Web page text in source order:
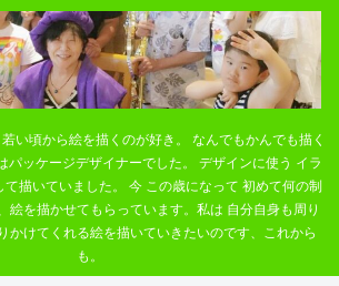
い頃から絵を描くのが好き。 なんでもかんでも描く
パッケージデザイナーでした。 デザインに使う イラ
て描いていました。 今 この歳になって 初めて何の制
絵を描かせてもらっています。私は 自分自身も周り
けてくれる絵を描いていきたいのです、これから
も。